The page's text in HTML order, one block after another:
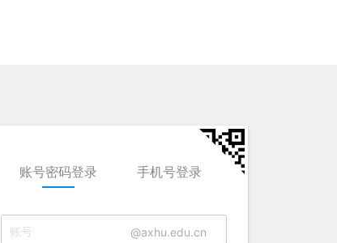
账号密码登录 手机号登录
@axhu.edu.cn